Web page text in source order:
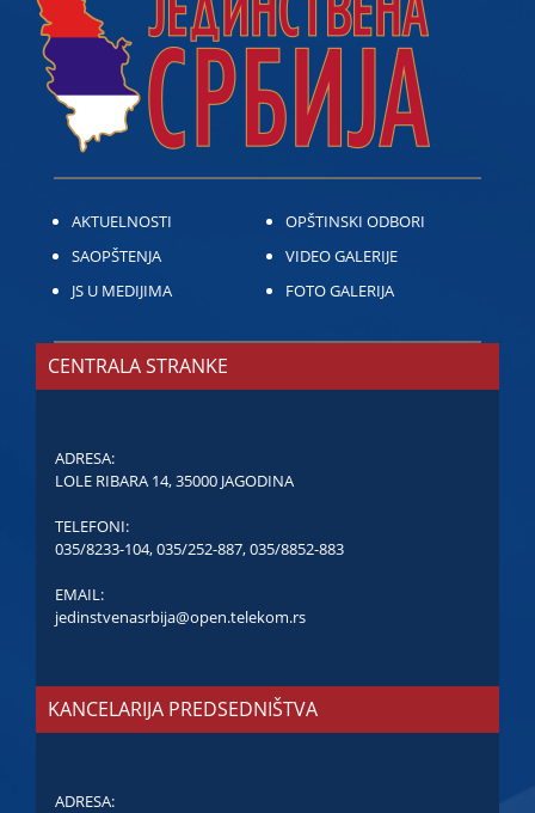
AKTUELNOSTI
SAOPŠTENJA
JS U MEDIJIMA
OPŠTINSKI ODBORI
VIDEO GALERIJE
FOTO GALERIJA
CENTRALA STRANKE
ADRESA:
LOLE RIBARA 14, 35000 JAGODINA
TELEFONI:
035/8233-104,035/252-887,035/8852-883
EMAIL:
jedinstvenasrbija@open.telekom.rs
KANCELARIJA PREDSEDNIŠTVA
ADRESA: